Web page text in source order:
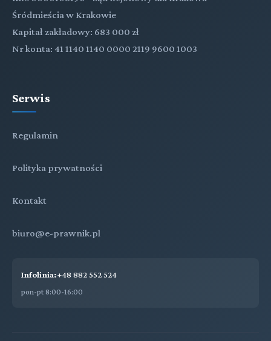
Śródmieścia w Krakowie
Kapitał zakładowy: 683 000 zł
Nr konta: 41 1140 1140 0000 2119 9600 1003
Serwis
Regulamin
Polityka prywatności
Kontakt
biuro@e-prawnik.pl
Infolinia:+48 882 552 524
pon-pt 8:00-16:00